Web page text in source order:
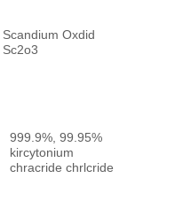
Scandium Oxdid
Sc2o3
999.9%, 99.95%
kircytonium
chracride chrlcride